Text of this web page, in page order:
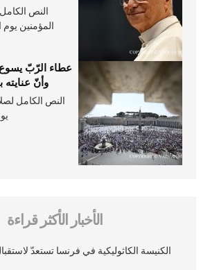
النص الكامل
المؤمنين يوم
عطاء الرّبّ
وأنّ عنايته
النص الكامل
يوم
الأخبار الأكثر قراءة
الكنيسة الكاثوليكية في فرنسا تستعدّ لاستقبال